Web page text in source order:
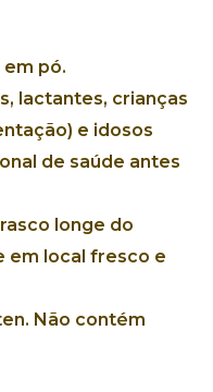
em pó.
lactantes, crianças
e idosos
de saúde antes
longe do
em local fresco e
Não contém